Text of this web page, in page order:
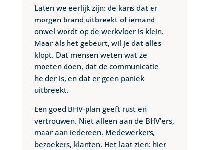
Laten we eerlijk zijn: de kans dat er
morgen brand uitbreekt of iemand
onwel wordt op de werkvloer is klein.
Maar áls het gebeurt, wil je dat alles
klopt. Dat mensen weten wat ze
moeten doen, dat de communicatie
helder is, en dat er geen paniek
uitbreekt.
Een goed BHV-plan geeft rust en
vertrouwen. Niet alleen aan de BHV’ers,
maar aan iedereen. Medewerkers,
bezoekers, klanten. Het laat zien: hier